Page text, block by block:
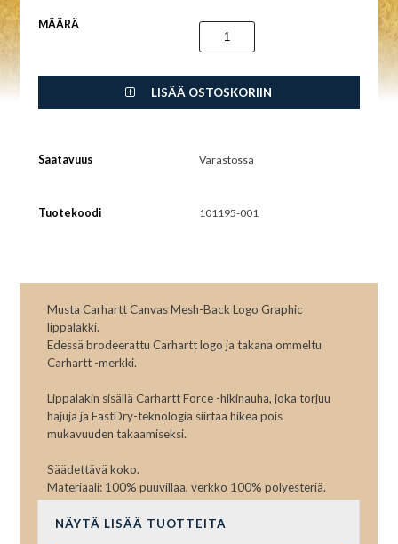
MÄÄRÄ
LISÄÄ OSTOSKORIIN
Saatavuus Varastossa
Tuotekoodi 101195-001
Musta Carhartt Canvas Mesh-Back Logo Graphic
lippalakki.
Edessä brodeerattu Carhartt logo ja takana ommeltu
Carhartt -merkki.
Lippalakin sisällä Carhartt Force -hikinauha, joka torjuu
hajuja ja FastDry-teknologia siirtää hikeä pois
mukavuuden takaamiseksi.
Säädettävä koko.
Materiaali: 100% puuvillaa, verkko 100% polyesteriä.
NÄYTÄ LISÄÄ TUOTTEITA